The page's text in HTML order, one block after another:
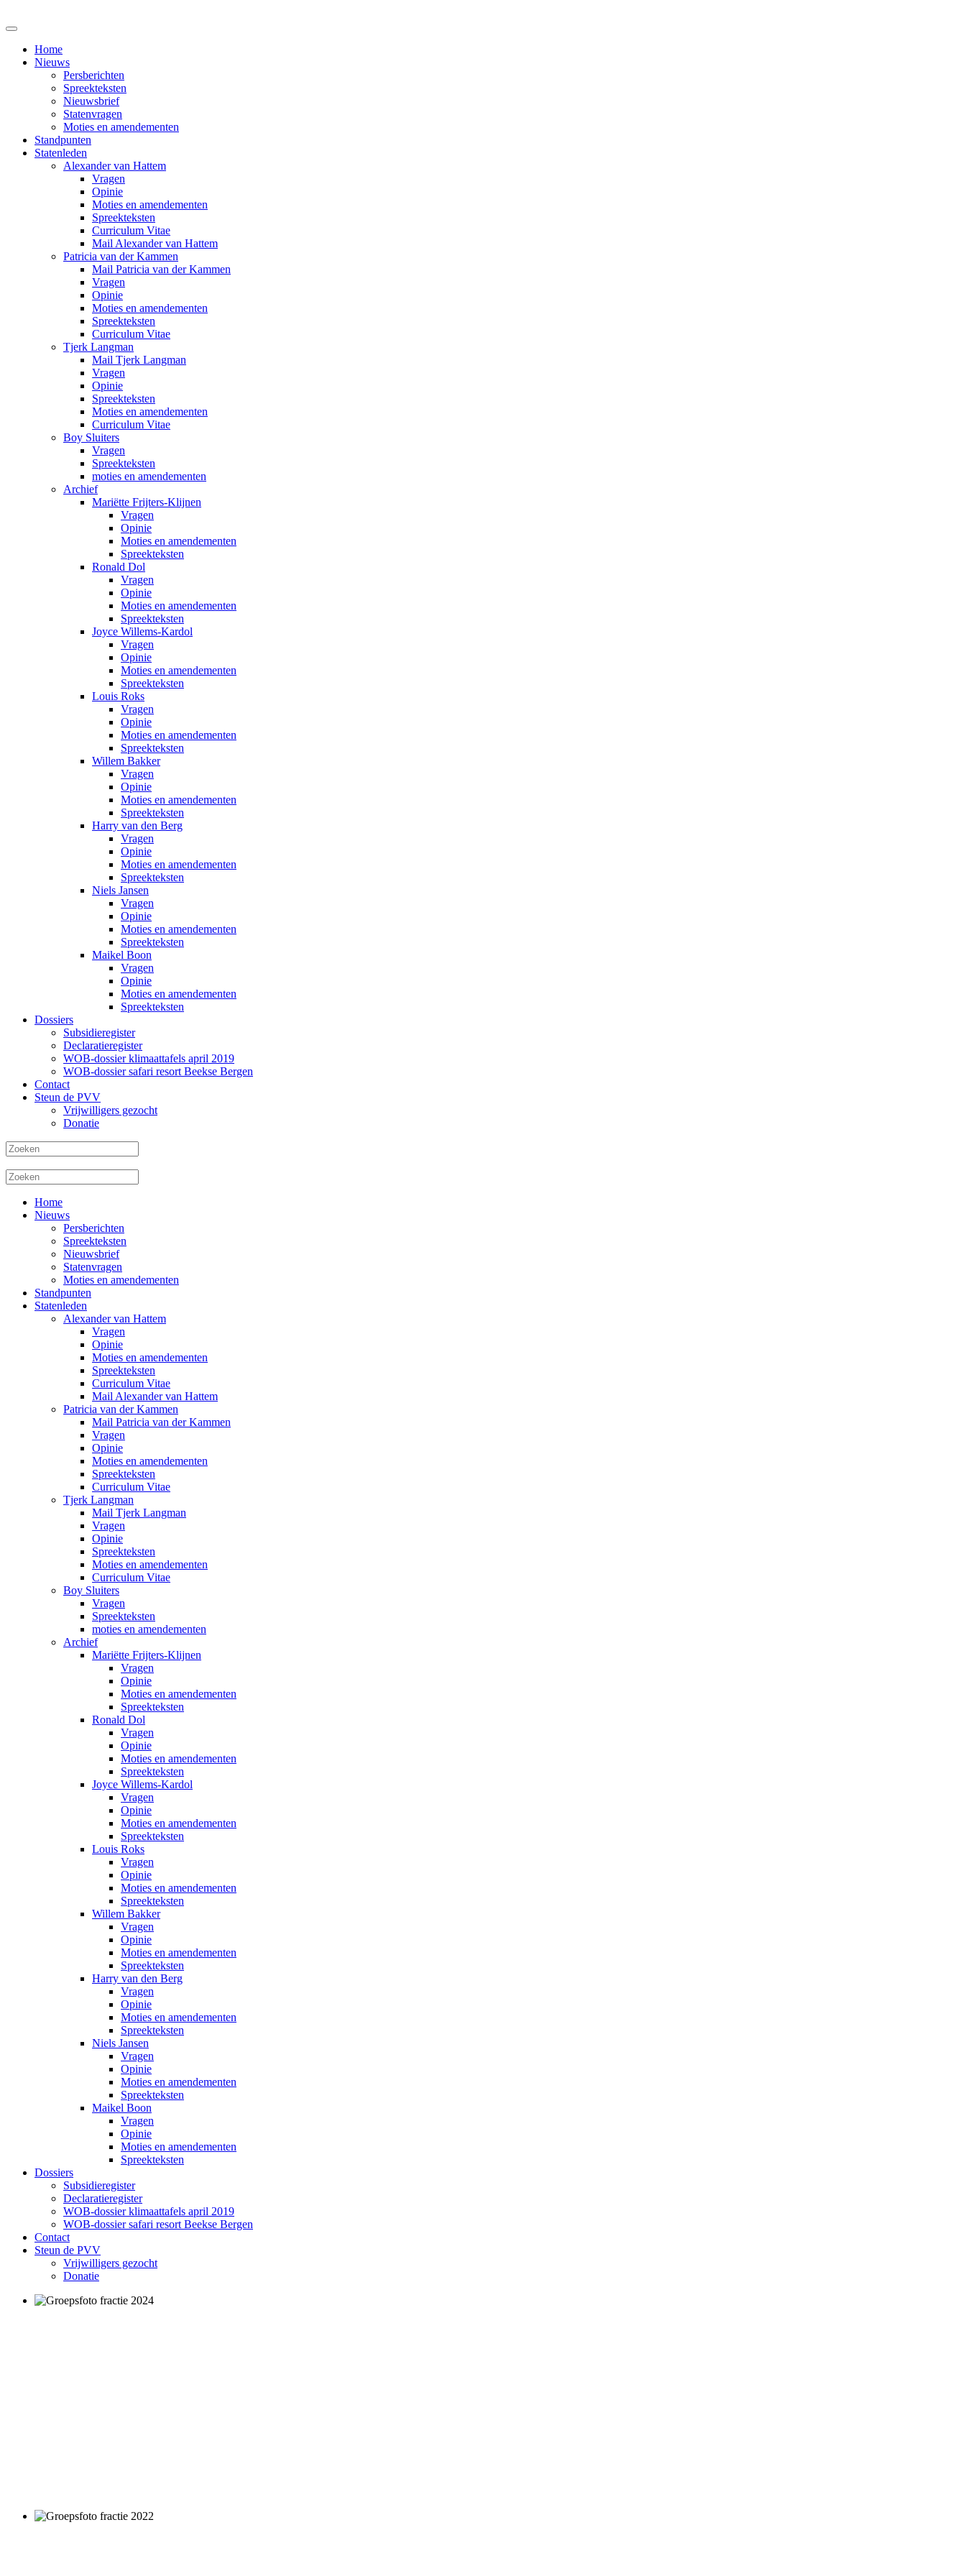
Home
Nieuws
Persberichten
Spreekteksten
Nieuwsbrief
Statenvragen
Moties en amendementen
Standpunten
Statenleden
Alexander van Hattem
Vragen
Opinie
Moties en amendementen
Spreekteksten
Curriculum Vitae
Mail Alexander van Hattem
Patricia van der Kammen
Mail Patricia van der Kammen
Vragen
Opinie
Moties en amendementen
Spreekteksten
Curriculum Vitae
Tjerk Langman
Mail Tjerk Langman
Vragen
Opinie
Spreekteksten
Moties en amendementen
Curriculum Vitae
Boy Sluiters
Vragen
Spreekteksten
moties en amendementen
Archief
Mariëtte Frijters-Klijnen
Vragen
Opinie
Moties en amendementen
Spreekteksten
Ronald Dol
Vragen
Opinie
Moties en amendementen
Spreekteksten
Joyce Willems-Kardol
Vragen
Opinie
Moties en amendementen
Spreekteksten
Louis Roks
Vragen
Opinie
Moties en amendementen
Spreekteksten
Willem Bakker
Vragen
Opinie
Moties en amendementen
Spreekteksten
Harry van den Berg
Vragen
Opinie
Moties en amendementen
Spreekteksten
Niels Jansen
Vragen
Opinie
Moties en amendementen
Spreekteksten
Maikel Boon
Vragen
Opinie
Moties en amendementen
Spreekteksten
Dossiers
Subsidieregister
Declaratieregister
WOB-dossier klimaattafels april 2019
WOB-dossier safari resort Beekse Bergen
Contact
Steun de PVV
Vrijwilligers gezocht
Donatie
Home
Nieuws
Persberichten
Spreekteksten
Nieuwsbrief
Statenvragen
Moties en amendementen
Standpunten
Statenleden
Alexander van Hattem
Vragen
Opinie
Moties en amendementen
Spreekteksten
Curriculum Vitae
Mail Alexander van Hattem
Patricia van der Kammen
Mail Patricia van der Kammen
Vragen
Opinie
Moties en amendementen
Spreekteksten
Curriculum Vitae
Tjerk Langman
Mail Tjerk Langman
Vragen
Opinie
Spreekteksten
Moties en amendementen
Curriculum Vitae
Boy Sluiters
Vragen
Spreekteksten
moties en amendementen
Archief
Mariëtte Frijters-Klijnen
Vragen
Opinie
Moties en amendementen
Spreekteksten
Ronald Dol
Vragen
Opinie
Moties en amendementen
Spreekteksten
Joyce Willems-Kardol
Vragen
Opinie
Moties en amendementen
Spreekteksten
Louis Roks
Vragen
Opinie
Moties en amendementen
Spreekteksten
Willem Bakker
Vragen
Opinie
Moties en amendementen
Spreekteksten
Harry van den Berg
Vragen
Opinie
Moties en amendementen
Spreekteksten
Niels Jansen
Vragen
Opinie
Moties en amendementen
Spreekteksten
Maikel Boon
Vragen
Opinie
Moties en amendementen
Spreekteksten
Dossiers
Subsidieregister
Declaratieregister
WOB-dossier klimaattafels april 2019
WOB-dossier safari resort Beekse Bergen
Contact
Steun de PVV
Vrijwilligers gezocht
Donatie